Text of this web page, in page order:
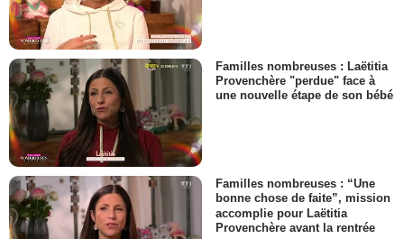
Familles nombreuses : Laëtitia
Provenchère "perdue" face à
une nouvelle étape de son bébé
Familles nombreuses : “Une
bonne chose de faite”, mission
accomplie pour Laëtitia
Provenchère avant la rentrée